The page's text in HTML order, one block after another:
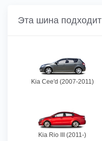
Эта шина подходит
Kia Cee'd (2007-2011)
Kia Rio III (2011-)